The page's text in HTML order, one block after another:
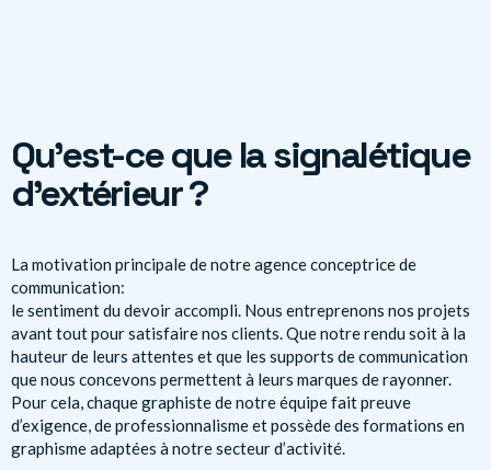
Qu’est-ce que la signalétique
d’extérieur ?
La motivation principale de notre agence conceptrice de
communication:
le sentiment du devoir accompli. Nous entreprenons nos projets
avant tout pour satisfaire nos clients. Que notre rendu soit à la
hauteur de leurs attentes et que les supports de communication
que nous concevons permettent à leurs marques de rayonner.
Pour cela, chaque graphiste de notre équipe fait preuve
d’exigence, de professionnalisme et possède des formations en
graphisme adaptées à notre secteur d’activité.